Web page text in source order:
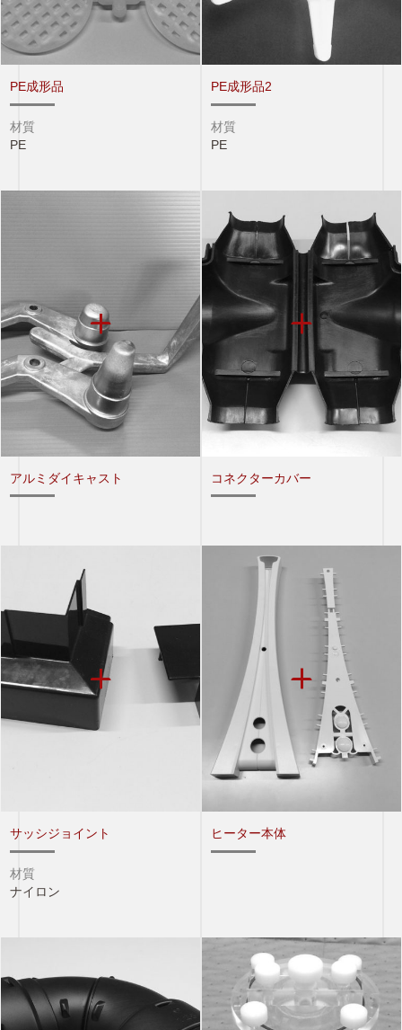
PE成形品
材質
PE
PE成形品2
材質
PE
アルミダイキャスト コネクターカバー
サッシジョイント
材質
ナイロン
ヒーター本体